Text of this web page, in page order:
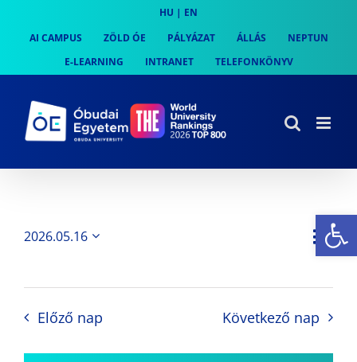
content
HU | EN
AI CAMPUS
ZÖLD ÓE PÁLYÁZAT ÁLLÁS
NEPTUN
E-LEARNING
INTRANET TELEFONKÖNYV
Nap
2026.05.16
Előző nap Következő nap